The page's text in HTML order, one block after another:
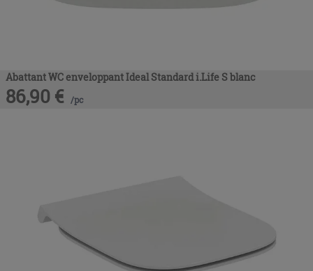
Abattant WC enveloppant Ideal Standard i.Life S blanc
86,90 € /pc